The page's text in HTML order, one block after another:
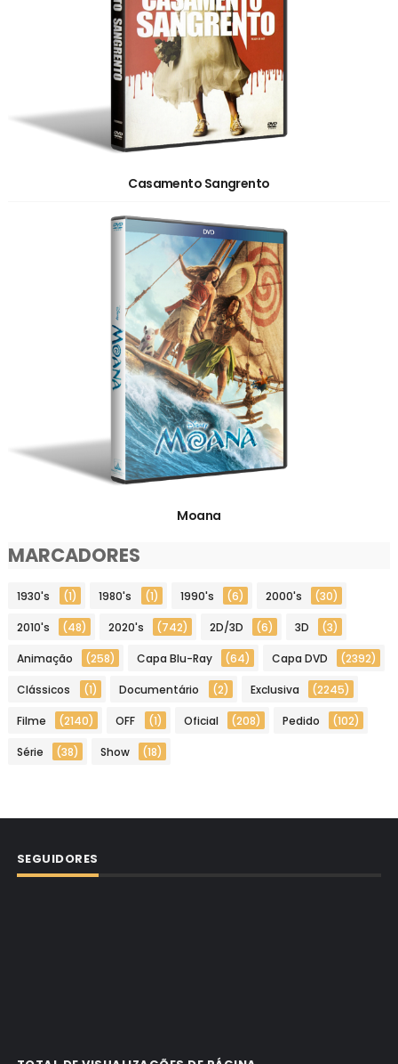
Casamento Sangrento
Moana
MARCADORES
1930's (1) 1980's (1) 1990's (6) 2000's (30)
2010's (48) 2020's (742) 2D/3D (6) 3D (3)
Animação (258) Capa Blu-Ray (64) Capa DVD (2392)
Clássicos (1) Documentário (2) Exclusiva (2245)
Filme (2140) OFF (1) Oficial (208) Pedido (102)
Série (38) Show (18)
SEGUIDORES